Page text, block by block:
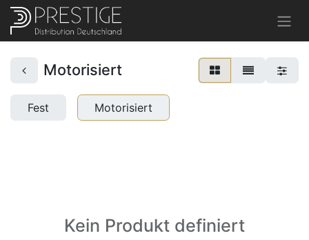
Motorisiert
Fest Motorisiert
Kein Produkt definiert